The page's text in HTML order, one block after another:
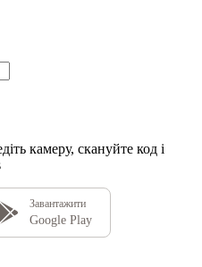
камеру, скануйте код і
Завантажити
Google Play